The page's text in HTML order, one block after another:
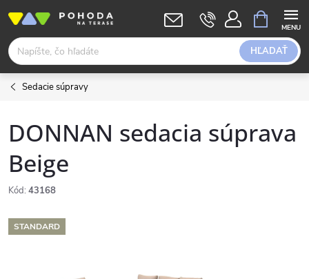
obsah
HĽADAŤ
KOŠÍK
Sedacie súpravy
DONNAN sedacia súprava
Beige
Kód: 43168
STANDARD